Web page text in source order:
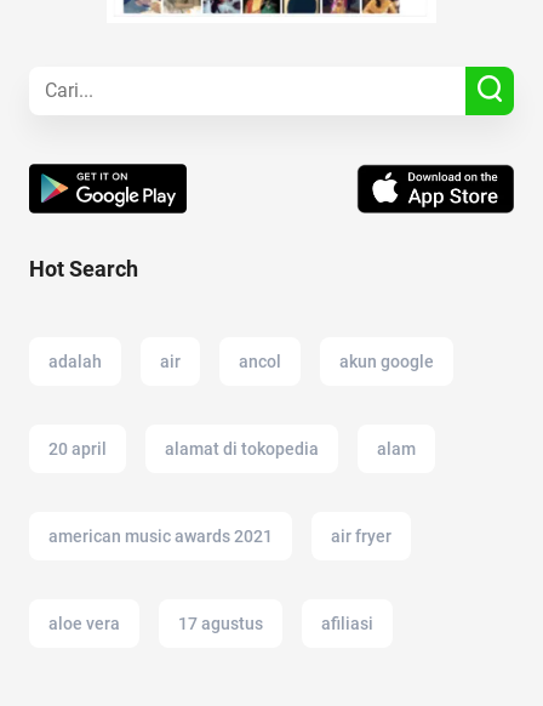
Hot Search
adalah air ancol akun google
20 april alamat di tokopedia alam
american music awards 2021 air fryer
aloe vera 17 agustus afiliasi